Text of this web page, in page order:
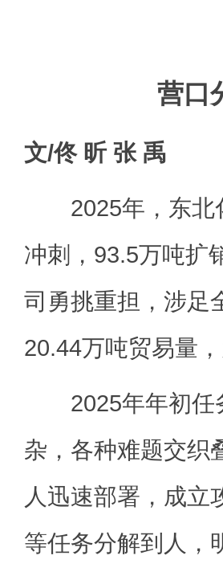
营口
文/佟 昕 张 禹
2025年，东北
冲刺，93.5万吨扩
司勇挑重担，涉足
20.44万吨贸易量
2025年年初任
杂，各种难题交织
人迅速部署，成立
等任务分解到人，